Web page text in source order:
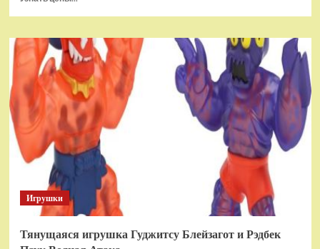
Набор
тянущихся
фигурок
Гуджитсу
Тайгор
и
Вайпер
Игрушки
Тянущаяся игрушка Гуджитсу Блейзагот и Рэдбек